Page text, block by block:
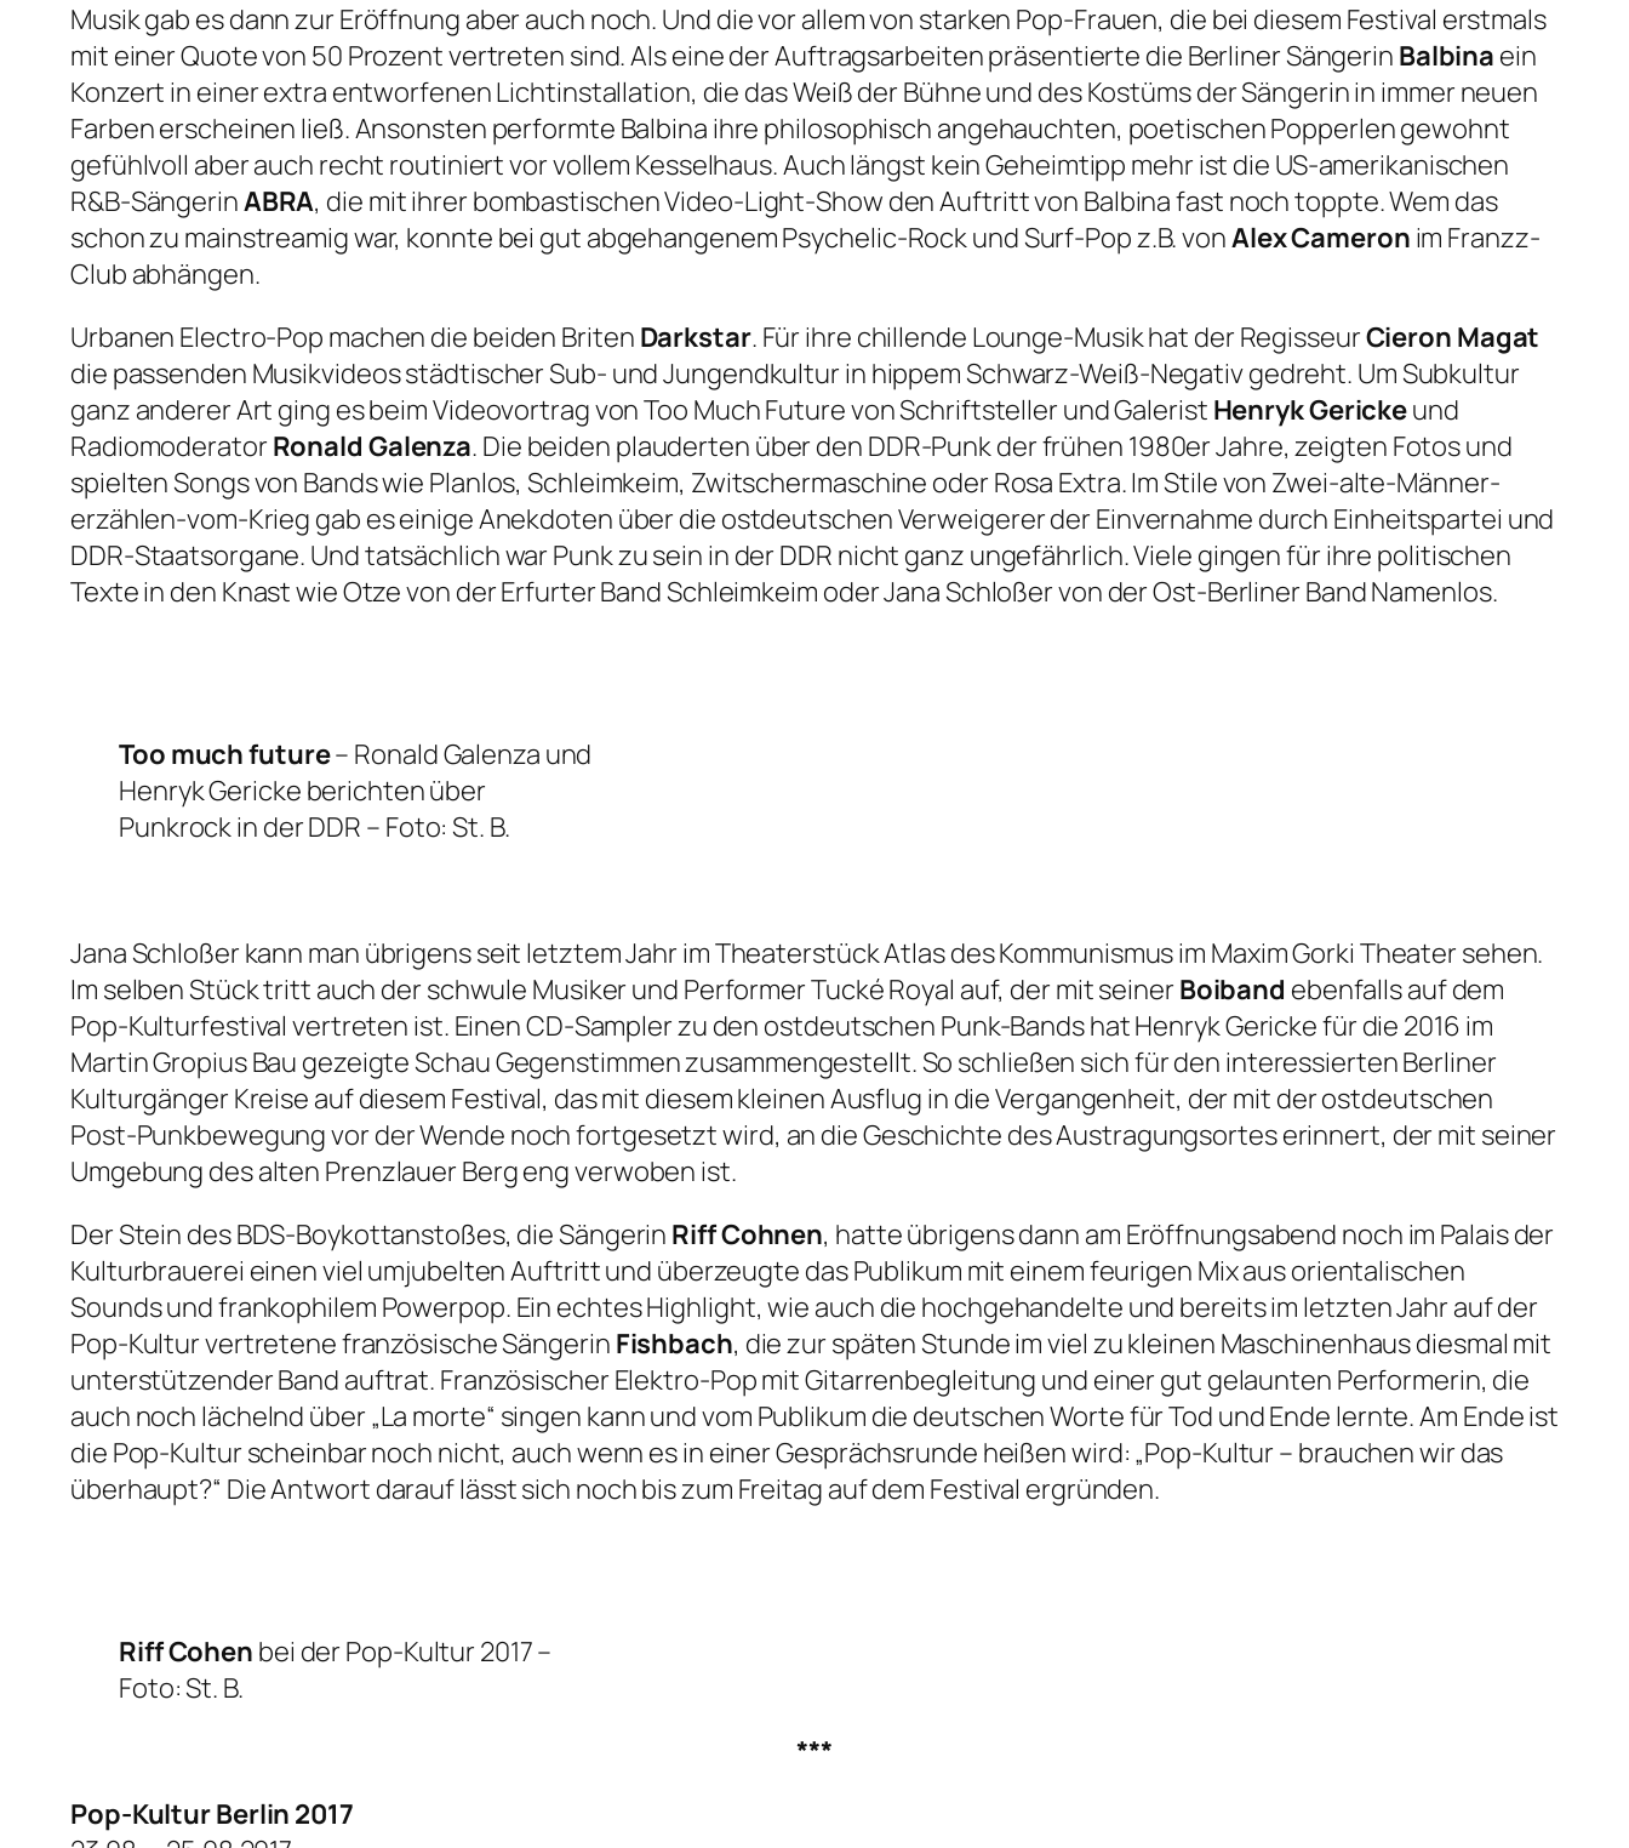
Musik gab es dann zur Eröffnung aber auch noch. Und die vor allem von starken Pop-Frauen, die bei diesem Festival erstmals
mit einer Quote von 50 Prozent vertreten sind. Als eine der Auftragsarbeiten präsentierte die Berliner Sängerin Balbina ein
Konzert in einer extra entworfenen Lichtinstallation, die das Weiß der Bühne und des Kostüms der Sängerin in immer neuen
Farben erscheinen ließ. Ansonsten performte Balbina ihre philosophisch angehauchten, poetischen Popperlen gewohnt
gefühlvoll aber auch recht routiniert vor vollem Kesselhaus. Auch längst kein Geheimtipp mehr ist die US-amerikanischen
R&B-SängerinABRA, die mit ihrer bombastischen Video-Light-Show den Auftritt von Balbina fast noch toppte. Wem das
schon zu mainstreamig war, konnte bei gut abgehangenem Psychelic-Rock und Surf-Pop z.B. vonAlex Cameron im Franzz-
Club abhängen.
Urbanen Electro-Pop machen die beiden Briten Darkstar. Für ihre chillende Lounge-Musik hat der RegisseurCieron Magat
die passenden Musikvideos städtischer Sub- und Jungendkultur in hippem Schwarz-Weiß-Negativ gedreht. Um Subkultur
ganz anderer Art ging es beim Videovortrag vonToo Much Futurevon Schriftsteller und Galerist Henryk Gerickeund
Radiomoderator Ronald Galenza. Die beiden plauderten über den DDR-Punk der frühen 1980er Jahre, zeigten Fotos und
spielten Songs von Bands wie Planlos, Schleimkeim, Zwitschermaschine oder Rosa Extra. Im Stile von Zwei-alte-Männer-
erzählen-vom-Krieg gab es einige Anekdoten über die ostdeutschen Verweigerer der Einvernahme durch Einheitspartei und
DDR-Staatsorgane. Und tatsächlich war Punk zu sein in der DDR nicht ganz ungefährlich. Viele gingen für ihre politischen
Texte in den Knast wie Otze von der Erfurter Band Schleimkeim oder Jana Schloßer von der Ost-Berliner Band Namenlos.
Too much future– Ronald Galenza und
Henryk Gericke berichten über
Punkrock in der DDR – Foto: St. B.
Jana Schloßer kann man übrigens seit letztem Jahr im TheaterstückAtlas des Kommunismusim Maxim Gorki Theater sehen.
Im selben Stück tritt auch der schwule Musiker und Performer Tucké Royal auf, der mit seiner Boiband ebenfalls auf dem
Pop-Kulturfestival vertreten ist. Einen CD-Sampler zu den ostdeutschen Punk-Bands hat Henryk Gericke für die 2016 im
Martin Gropius Bau gezeigte SchauGegenstimmenzusammengestellt. So schließen sich für den interessierten Berliner
Kulturgänger Kreise auf diesem Festival, das mit diesem kleinen Ausflug in die Vergangenheit, der mit der ostdeutschen
Post-Punkbewegung vor der Wende noch fortgesetzt wird, an die Geschichte des Austragungsortes erinnert, der mit seiner
Umgebung des alten Prenzlauer Berg eng verwoben ist.
Der Stein des BDS-Boykottanstoßes, die Sängerin Riff Cohnen, hatte übrigens dann am Eröffnungsabend noch im Palais der
Kulturbrauerei einen viel umjubelten Auftritt und überzeugte das Publikum mit einem feurigen Mix aus orientalischen
Sounds und frankophilem Powerpop. Ein echtes Highlight, wie auch die hochgehandelte und bereits im letzten Jahr auf der
Pop-Kultur vertretene französische Sängerin Fishbach, die zur späten Stunde im viel zu kleinen Maschinenhaus diesmal mit
unterstützender Band auftrat. Französischer Elektro-Pop mit Gitarrenbegleitung und einer gut gelaunten Performerin, die
auch noch lächelnd über „La morte“ singen kann und vom Publikum die deutschen Worte für Tod und Ende lernte. Am Ende ist
die Pop-Kultur scheinbar noch nicht, auch wenn es in einer Gesprächsrunde heißen wird: „Pop-Kultur – brauchen wir das
überhaupt?“ Die Antwort darauf lässt sich noch bis zum Freitag auf dem Festival ergründen.
Riff Cohen bei der Pop-Kultur 2017 –
Foto: St. B.
***
Pop-KulturBerlin 2017